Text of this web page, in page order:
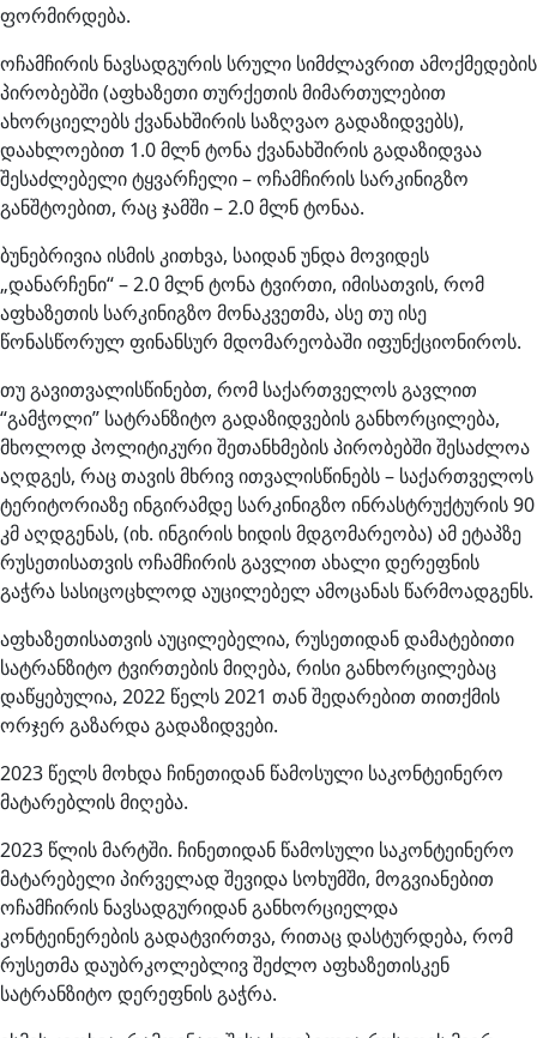
ფორმირდება.
ოჩამჩირის ნავსადგურის სრული სიმძლავრით ამოქმედების
პირობებში (აფხაზეთი თურქეთის მიმართულებით
ახორციელებს ქვანახშირის საზღვაო გადაზიდვებს),
დაახლოებით 1.0 მლნ ტონა ქვანახშირის გადაზიდვაა
შესაძლებელი ტყვარჩელი – ოჩამჩირის სარკინიგზო
განშტოებით, რაც ჯამში – 2.0 მლნ ტონაა.
ბუნებრივია ისმის კითხვა, საიდან უნდა მოვიდეს
„დანარჩენი“ – 2.0 მლნ ტონა ტვირთი, იმისათვის, რომ
აფხაზეთის სარკინიგზო მონაკვეთმა, ასე თუ ისე
წონასწორულ ფინანსურ მდომარეობაში იფუნქციონიროს.
თუ გავითვალისწინებთ, რომ საქართველოს გავლით
“გამჭოლი” სატრანზიტო გადაზიდვების განხორცილება,
მხოლოდ პოლიტიკური შეთანხმების პირობებში შესაძლოა
აღდგეს, რაც თავის მხრივ ითვალისწინებს – საქართველოს
ტერიტორიაზე ინგირამდე სარკინიგზო ინრასტრუქტურის 90
კმ აღდგენას, (იხ. ინგირის ხიდის მდგომარეობა) ამ ეტაპზე
რუსეთისათვის ოჩამჩირის გავლით ახალი დერეფნის
გაჭრა სასიცოცხლოდ აუცილებელ ამოცანას წარმოადგენს.
აფხაზეთისათვის აუცილებელია, რუსეთიდან დამატებითი
სატრანზიტო ტვირთების მიღება, რისი განხორცილებაც
დაწყებულია, 2022 წელს 2021 თან შედარებით თითქმის
ორჯერ გაზარდა გადაზიდვები.
2023 წელს მოხდა ჩინეთიდან წამოსული საკონტეინერო
მატარებლის მიღება.
2023 წლის მარტში. ჩინეთიდან წამოსული საკონტეინერო
მატარებელი პირველად შევიდა სოხუმში, მოგვიანებით
ოჩამჩირის ნავსადგურიდან განხორციელდა
კონტეინერების გადატვირთვა, რითაც დასტურდება, რომ
რუსეთმა დაუბრკოლებლივ შეძლო აფხაზეთისკენ
სატრანზიტო დერეფნის გაჭრა.